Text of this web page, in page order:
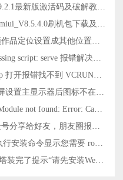
phpstorm 2019.2.1最新版激活码及破解教程更新至2024
oppo a57手机miui_V8.5.4.0刷机包下载及刷机教程
抖音发布视频作品定位设置成其他位置方法
npm ERR! missing script: serve 报错解决方法
解决Photoshop 打开报错找不到 VCRUNTIME140_1.dll问题
解决win10分屏设置主显示器后图标不在主显示器问题
解决Vue报错Module not found: Error: Can't resolve 'less-loader' in 'C:\Users\Hm\Desktop\vue\vue_shop'问题
解决微信公众号分享给好友，朋友圈报错errMsg: "onMenuShareAppMessage:fail, the permission value is offline verifying"
解决Centos7执行安装命令显示您需要 root 权限执行此命令
解决Linux 宝塔装完了提示“请先安装Web服务器！”